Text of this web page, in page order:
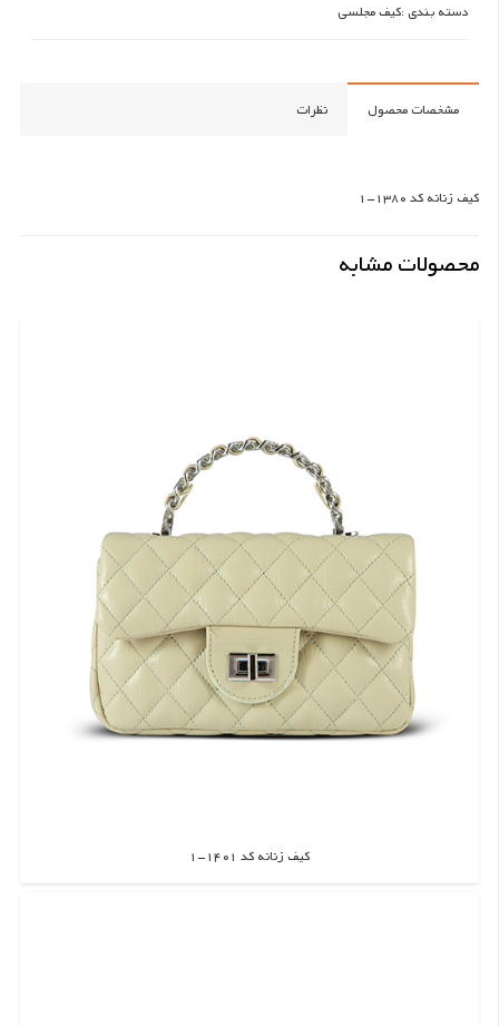
دسته بندی :کیف مجلسی
مشخصات محصول نظرات
کیف زنانه کد 1380-1
محصولات مشابه
کیف زنانه کد 1401-1
اطلاعات بیشتر